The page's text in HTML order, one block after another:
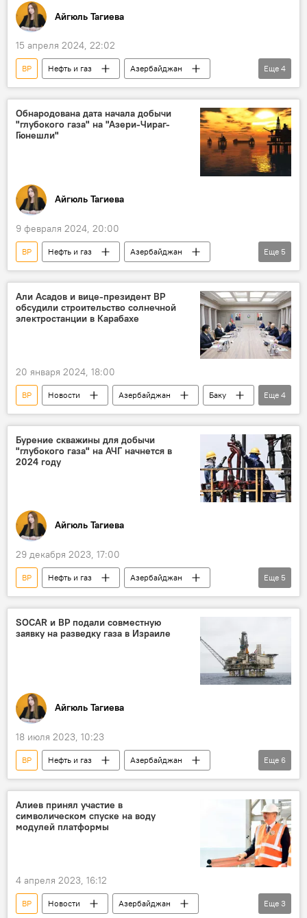
Айгюль Тагиева
15 апреля 2024, 22:02
BP Нефть и газ
Азербайджан
Азери-Чираг-Гюнешли
месторождение «Гюнешли
месторождение "Абшерон"
Абу-Даби
Еще 4
Обнародована дата начала добычи
"глубокого газа" на "Азери-Чираг-
Гюнешли"
Айгюль Тагиева
9 февраля 2024, 20:00
BP Нефть и газ
Азербайджан
Азери-Чираг-Гюнешли
Каспийское море
Добыча с АЧГ
месторождение "Шахдениз"
Газ
Еще 5
Али Асадов и вице-президент BP
обсудили строительство солнечной
электростанции в Карабахе
20 января 2024, 18:00
BP Новости Азербайджан
Баку
Али Асадов
Альтернативная энергетика
Еще 4
Бурение скважины для добычи
"глубокого газа" на АЧГ начнется в
2024 году
Айгюль Тагиева
29 декабря 2023, 17:00
BP Нефть и газ
Азербайджан
Азери-Чираг-Гюнешли
Каспийское море
Добыча
Еще 5
SOCAR и BP подали совместную
заявку на разведку газа в Израиле
Айгюль Тагиева
18 июля 2023, 10:23
BP Нефть и газ
Азербайджан
SOCAR
Израиль
Месторождение
Еще 6
Алиев принял участие в
символическом спуске на воду
модулей платформы
4 апреля 2023, 16:12
BP Новости
Азербайджан
Еще 3